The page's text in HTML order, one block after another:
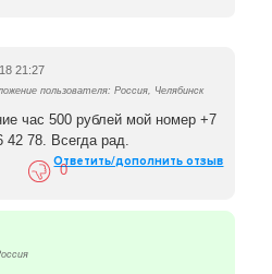
21:27
пользователя: Россия, Челябинск
час 500 рублей мой номер +7
42 78. Всегда рад.
Ответить/дополнить отзыв
0